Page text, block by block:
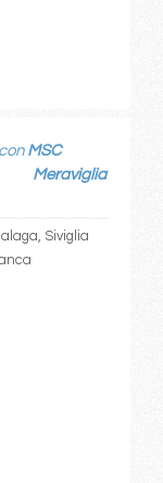
MSC
Meraviglia
Siviglia